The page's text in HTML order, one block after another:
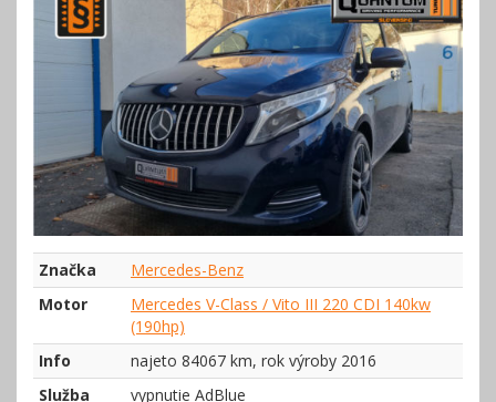
Značka
Mercedes-Benz
Motor
Mercedes V-Class / Vito III 220 CDI 140kw
(190hp)
Info
najeto 84067 km, rok výroby 2016
Služba
vypnutie AdBlue